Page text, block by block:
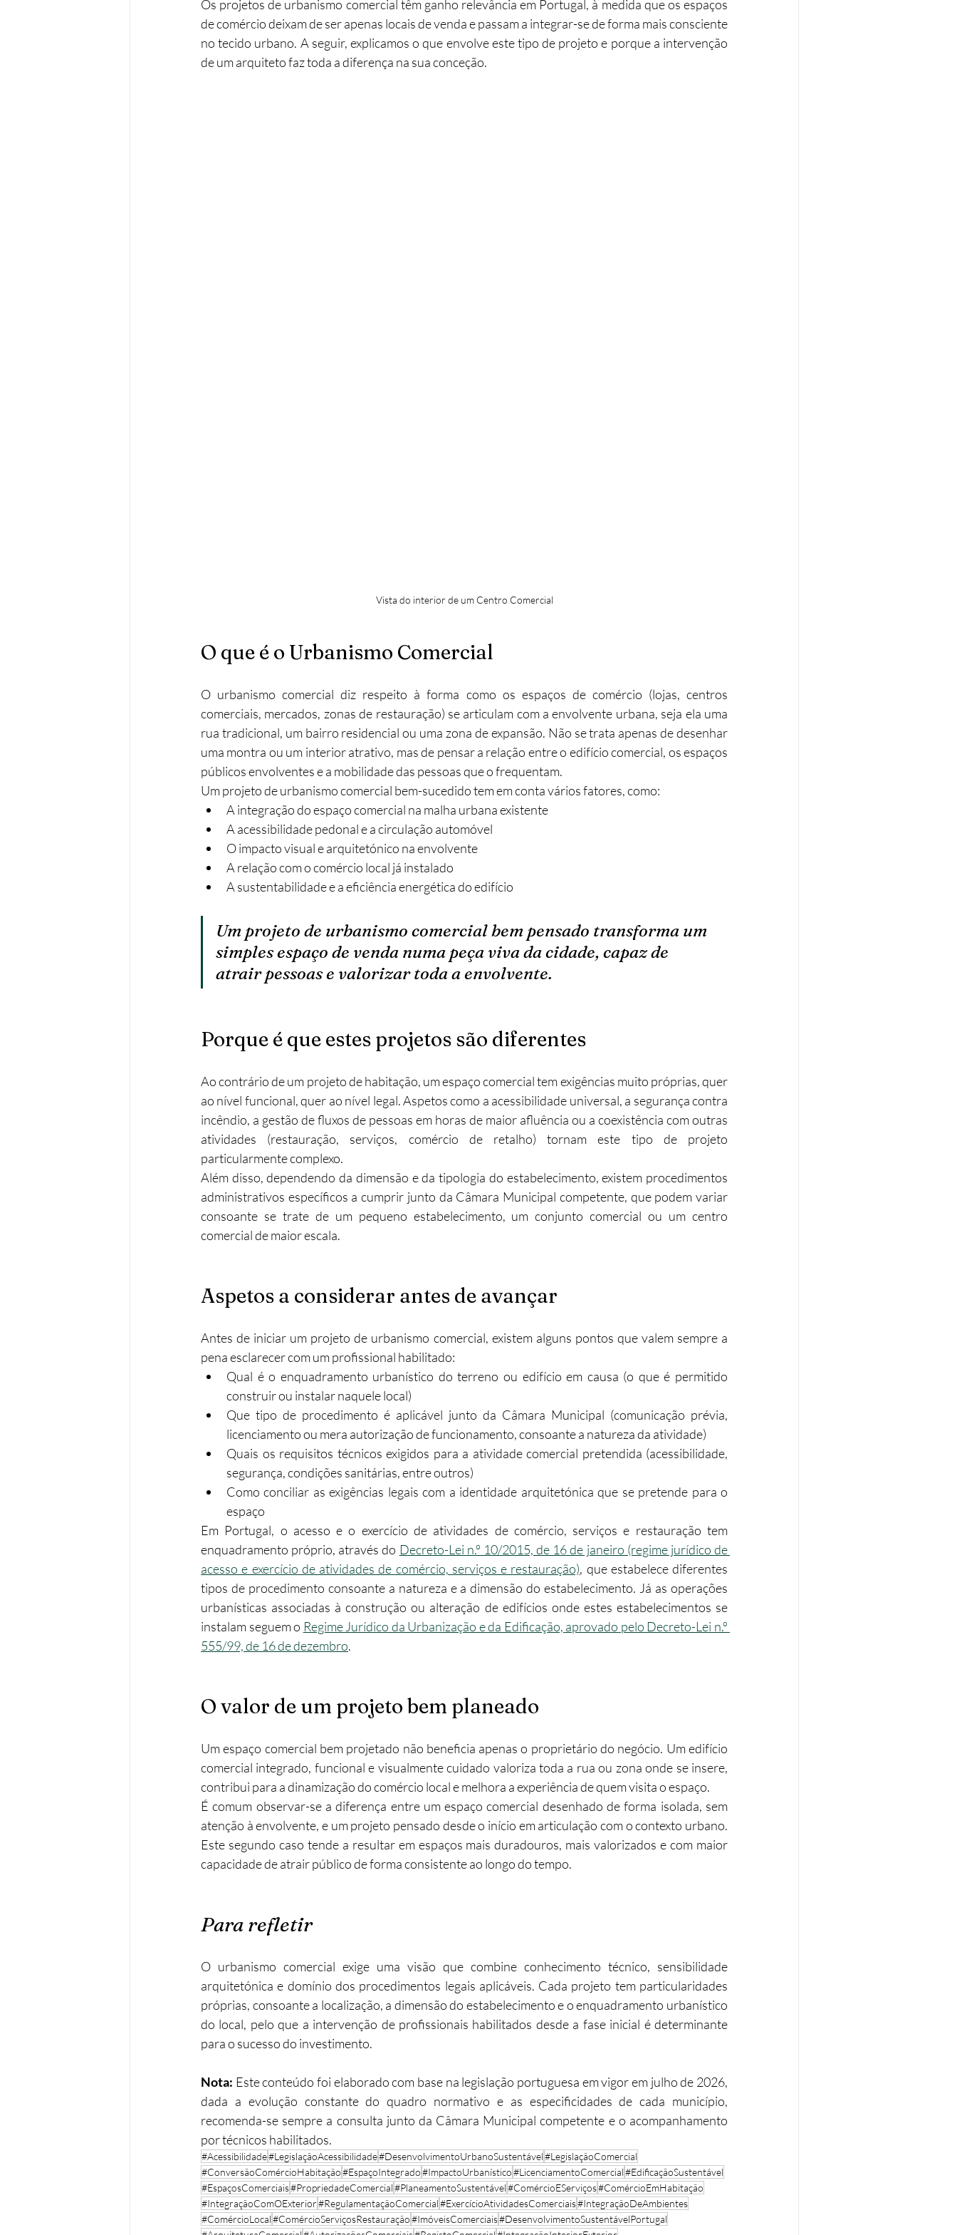
Operações urbanísticas Reabilitação Imobiliário Alojamento Local Obras Eficiência energética
Os projetos de urbanismo comercial têm ganho relevância em Portugal, à medida que os espaços
de comércio deixam de ser apenas locais de venda e passam a integrar-se de forma mais consciente
no tecido urbano. A seguir, explicamos o que envolve este tipo de projeto e porque a intervenção
de um arquiteto faz toda a diferença na sua conceção.
Vista do interior de um Centro Comercial
O que é o Urbanismo Comercial
O urbanismo comercial diz respeito à forma como os espaços de comércio (lojas, centros
comerciais, mercados, zonas de restauração) se articulam com a envolvente urbana, seja ela uma
rua tradicional, um bairro residencial ou uma zona de expansão. Não se trata apenas de desenhar
uma montra ou um interior atrativo, mas de pensar a relação entre o edifício comercial, os espaços
públicos envolventes e a mobilidade das pessoas que o frequentam.
Um projeto de urbanismo comercial bem-sucedido tem em conta vários fatores, como:
A integração do espaço comercial na malha urbana existente
A acessibilidade pedonal e a circulação automóvel
O impacto visual e arquitetónico na envolvente
A relação com o comércio local já instalado
A sustentabilidade e a eficiência energética do edifício
Um projeto de urbanismo comercial bem pensado transforma um
simples espaço de venda numa peça viva da cidade, capaz de
atrair pessoas e valorizar toda a envolvente.
Porque é que estes projetos são diferentes
Ao contrário de um projeto de habitação, um espaço comercial tem exigências muito próprias, quer
ao nível funcional, quer ao nível legal. Aspetos como a acessibilidade universal, a segurança contra
incêndio, a gestão de fluxos de pessoas em horas de maior afluência ou a coexistência com outras
atividades (restauração, serviços, comércio de retalho) tornam este tipo de projeto
particularmente complexo.
Além disso, dependendo da dimensão e da tipologia do estabelecimento, existem procedimentos
administrativos específicos a cumprir junto da Câmara Municipal competente, que podem variar
consoante se trate de um pequeno estabelecimento, um conjunto comercial ou um centro
comercial de maior escala.
Aspetos a considerar antes de avançar
Antes de iniciar um projeto de urbanismo comercial, existem alguns pontos que valem sempre a
pena esclarecer com um profissional habilitado:
Qual é o enquadramento urbanístico do terreno ou edifício em causa (o que é permitido
construir ou instalar naquele local)
Que tipo de procedimento é aplicável junto da Câmara Municipal (comunicação prévia,
licenciamento ou mera autorização de funcionamento, consoante a natureza da atividade)
Quais os requisitos técnicos exigidos para a atividade comercial pretendida (acessibilidade,
segurança, condições sanitárias, entre outros)
Como conciliar as exigências legais com a identidade arquitetónica que se pretende para o
espaço
Em Portugal, o acesso e o exercício de atividades de comércio, serviços e restauração tem
enquadramento próprio, através do Decreto-Lei n.º 10/2015, de 16 de janeiro (regime jurídico de
acesso e exercício de atividades de comércio, serviços e restauração), que estabelece diferentes
tipos de procedimento consoante a natureza e a dimensão do estabelecimento. Já as operações
urbanísticas associadas à construção ou alteração de edifícios onde estes estabelecimentos se
instalam seguem o Regime Jurídico da Urbanização e da Edificação, aprovado pelo Decreto-Lei n.º
555/99, de 16 de dezembro.
O valor de um projeto bem planeado
Um espaço comercial bem projetado não beneficia apenas o proprietário do negócio. Um edifício
comercial integrado, funcional e visualmente cuidado valoriza toda a rua ou zona onde se insere,
contribui para a dinamização do comércio local e melhora a experiência de quem visita o espaço.
É comum observar-se a diferença entre um espaço comercial desenhado de forma isolada, sem
atenção à envolvente, e um projeto pensado desde o início em articulação com o contexto urbano.
Este segundo caso tende a resultar em espaços mais duradouros, mais valorizados e com maior
capacidade de atrair público de forma consistente ao longo do tempo.
Para refletir
O urbanismo comercial exige uma visão que combine conhecimento técnico, sensibilidade
arquitetónica e domínio dos procedimentos legais aplicáveis. Cada projeto tem particularidades
próprias, consoante a localização, a dimensão do estabelecimento e o enquadramento urbanístico
do local, pelo que a intervenção de profissionais habilitados desde a fase inicial é determinante
para o sucesso do investimento.
Nota: Este conteúdo foi elaborado com base na legislação portuguesa em vigor em julho de 2026,
dada a evolução constante do quadro normativo e as especificidades de cada município,
recomenda-se sempre a consulta junto da Câmara Municipal competente e o acompanhamento
por técnicos habilitados.
#Acessibilidade#LegislaçãoAcessibilidade#DesenvolvimentoUrbanoSustentável#LegislaçãoComercial
#ConversãoComércioHabitação#EspaçoIntegrado#ImpactoUrbanístico#LicenciamentoComercial#EdificaçãoSustentável
#EspaçosComerciais#PropriedadeComercial#PlaneamentoSustentável#ComércioEServiços#ComércioEmHabitação
#IntegraçãoComOExterior#RegulamentaçãoComercial#ExercícioAtividadesComerciais#IntegraçãoDeAmbientes
#ComércioLocal#ComércioServiçosRestauração#ImóveisComerciais#DesenvolvimentoSustentávelPortugal